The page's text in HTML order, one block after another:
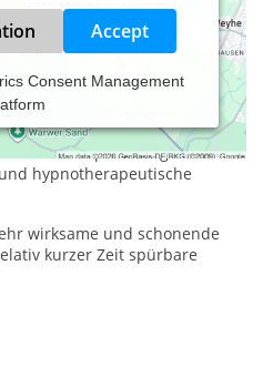
Accept
Consent Management
biete ich Ihnen
psychologische
Schwerpunkt liegt in der
hypnotherapeutische
wirksame und schonende
kurzer Zeit spürbare